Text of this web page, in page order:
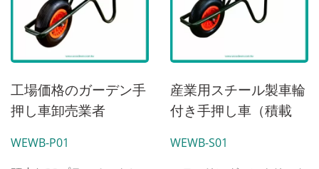
工場価格のガーデン手
押し車卸売業者
WEWB-P01
産業用スチール製車輪
付き手押し車（積載
WEWB-S01